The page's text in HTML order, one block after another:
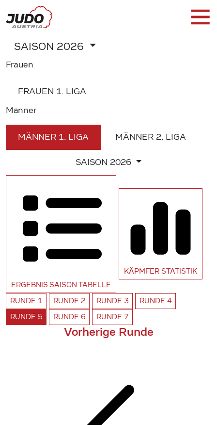
SAISON 2026
Frauen
FRAUEN 1. LIGA
Männer
MÄNNER 1. LIGA MÄNNER 2. LIGA
SAISON 2026
ERGEBNIS SAISON TABELLE
KÄPMFER STATISTIK
RUNDE 1 RUNDE 2 RUNDE 3 RUNDE 4
RUNDE 5 RUNDE 6 RUNDE 7
Vorherige Runde